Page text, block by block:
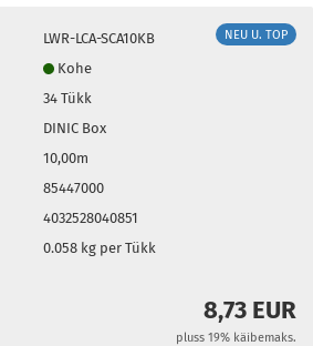
NEU U. TOP
LWR-LCA-SCA10KB
Kohe
34Tükk
DINIC Box
10,00m
85447000
4032528040851
0.058 kg per Tükk
8,73 EUR
pluss 19% käibemaks.